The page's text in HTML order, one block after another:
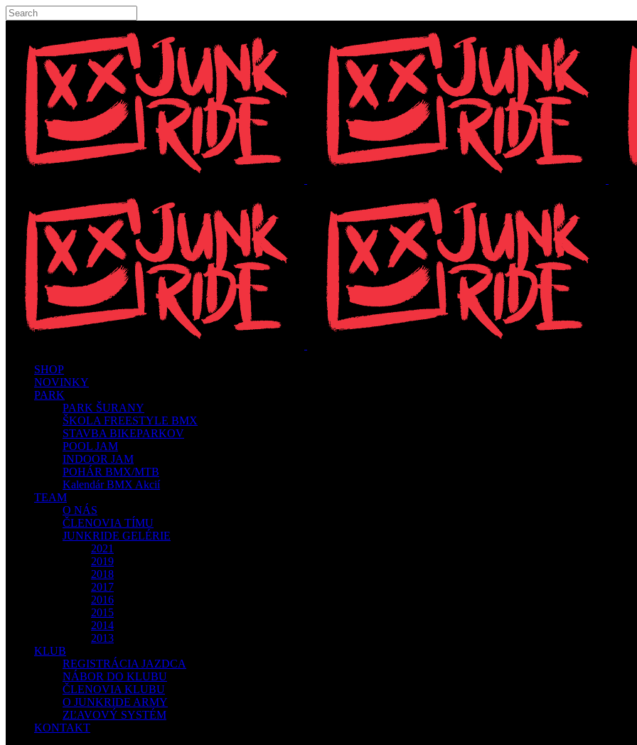
SHOP
NOVINKY
PARK
PARK ŠURANY
ŠKOLA FREESTYLE BMX
STAVBA BIKEPARKOV
POOL JAM
INDOOR JAM
POHÁR BMX/MTB
Kalendár BMX Akcií
TEAM
O NÁS
ČLENOVIA TÍMU
JUNKRIDE GELÉRIE
2021
2019
2018
2017
2016
2015
2014
2013
KLUB
REGISTRÁCIA JAZDCA
NÁBOR DO KLUBU
ČLENOVIA KLUBU
O JUNKRIDE ARMY
ZĽAVOVÝ SYSTÉM
KONTAKT